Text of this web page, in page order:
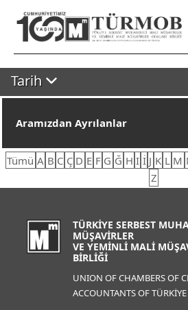
Tarih
Aramızdan Ayrılanlar
Tümü A B C Ç D E F G Ğ H I İ J K L M
Z
TÜRKİYE SERBEST
MÜŞAVİRLER
VE YEMİNLİ MALİ
BİRLİĞİ
UNION OF CHAMBERS OF
ACCOUNTANTS OF TÜRKİYE